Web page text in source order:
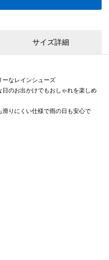
サイズ詳細
なレインシューズ
のお出かけでもおしゃれを楽しめ
りにくい仕様で雨の日も安心で